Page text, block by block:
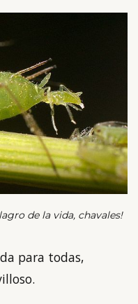
de la vida, chavales!
para todas,